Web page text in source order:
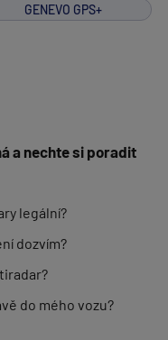
GENEVO GPS+
a nechte si poradit
legální?
dozvím?
do mého vozu?